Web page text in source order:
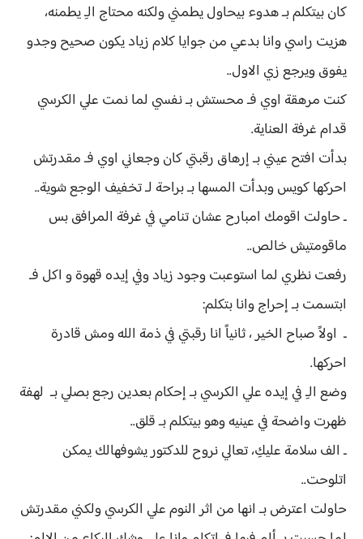
كان بيتكلم بـ هدوء بيحاول يطمني ولكنه محتاج الـِ يطمنه،
هزيت راسي وانا بدعي من جوايا كلام زياد يكون صحيح وجدو
يفوق ويرجع زي الاول..
كنت مرهقة اوي فـ محستش بـ نفسي لما نمت علي الكرسي
قدام غرفة العناية.
بدأت افتح عيني بـ إرهاق رقبتي كان وجعاني اوي فـ مقدرتش
احركها كويس وبدأت المسها بـ براحة لـ تخفيف الوجع شوية..
ـ حاولت اقومك امبارح عشان تنامي في غرفة المرافق بس
ماقومتيش خالص..
رفعت نظري لما استوعبت وجود زياد وفي إيده قهوة و اكل فـ
ابتسمت بـ إحراج وانا بتكلم:
ـ اولاً صباح الخير ، ثانياً انا رقبتي في ذمة الله ومش قادرة
احركها.
وضع الـِ في إيده علي الكرسي بـ إحكام بعدين رجع بصلي بـ لهفة
ظهرت واضحة في عينيه وهو بيتكلم بـ قلق..
ـ الف سلامة عليكِ، تعالي نروح للدكتور يشوفهالك يمكن
اتلوحت..
حاولت اعترض بـ انها من اثر النوم علي الكرسي ولكني مقدرتش